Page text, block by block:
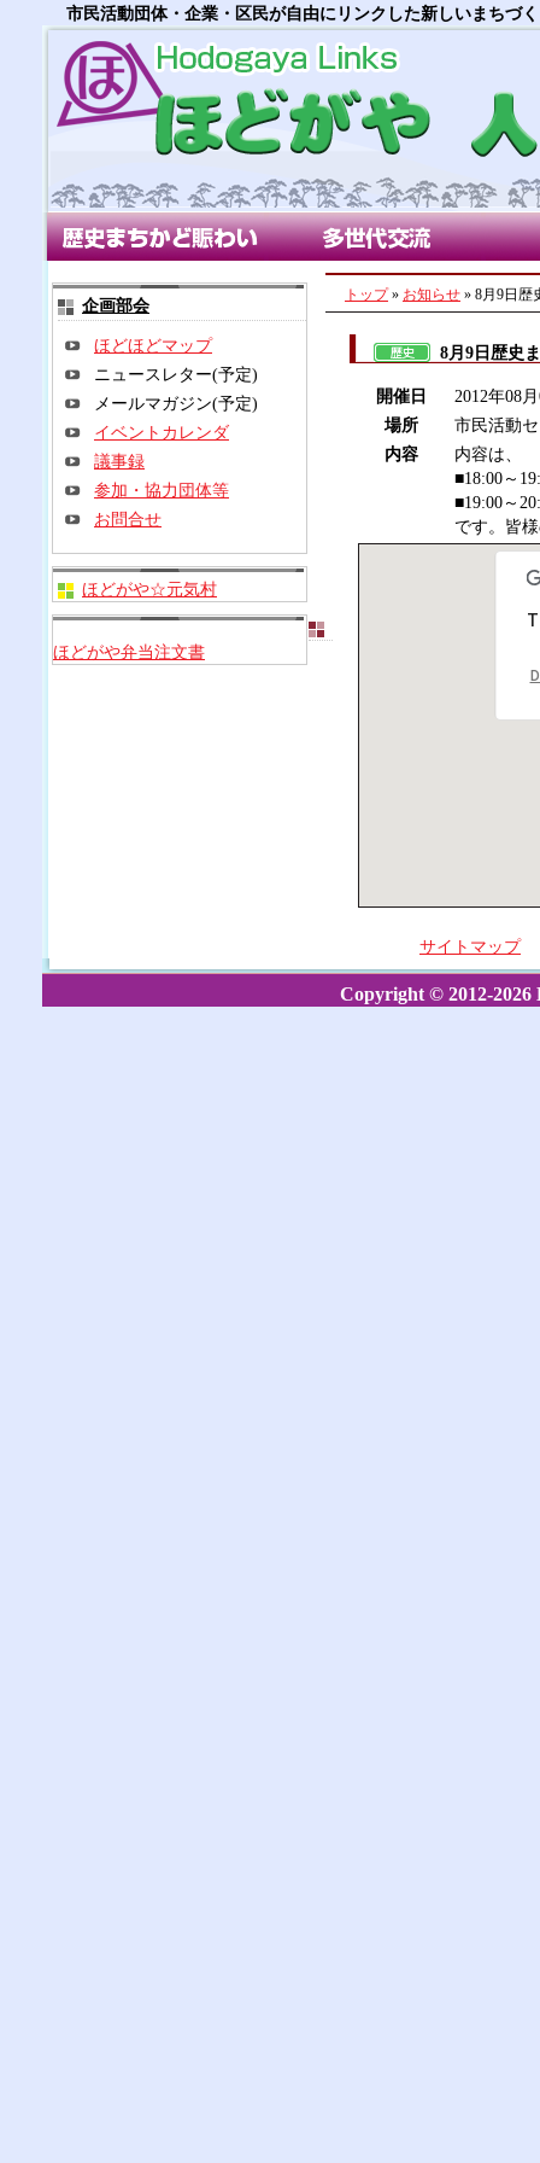
市民活動団体・企業・区民が自由にリンクした新しいまちづ
多世代交流部会 朝市
トップ» お知らせ » 8月9日歴
8月9日歴史
開催日
2012年08
場所
市民活動
内容
内容は、
■18:00～
■19:00～
です。皆
企画部会
ほどほどマップ
ニュースレター(予定)
メールマガジン(予定)
イベントカレンダ
議事録
参加・協力団体等
お問合せ
ほどがや☆元気村
ほどがや弁当注文書
サイトマップ
Copyright © 2012-2026